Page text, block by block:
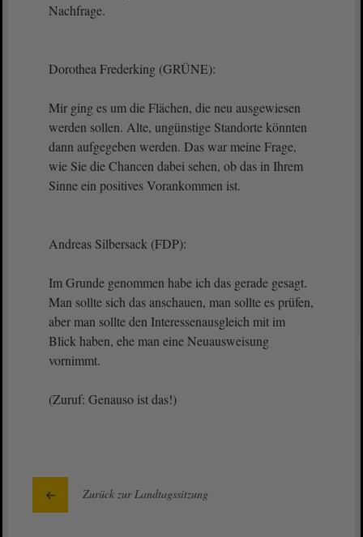
Nachfrage.
Dorothea Frederking (GRÜNE):
Mir ging es um die Flächen, die neu ausgewiesen
werden sollen. Alte, ungünstige Standorte könnten
dann aufgegeben werden. Das war meine Frage,
wie Sie die Chancen dabei sehen, ob das in Ihrem
Sinne ein positives Vorankommen ist.
Andreas Silbersack (FDP):
Im Grunde genommen habe ich das gerade gesagt.
Man sollte sich das anschauen, man sollte es prüfen,
aber man sollte den Interessenausgleich mit im
Blick haben, ehe man eine Neuausweisung
vornimmt.
(Zuruf: Genauso ist das!)
Zurück zur Landtagssitzung